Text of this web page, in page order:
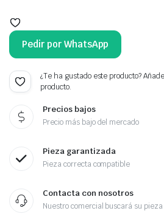
Pedir por WhatsApp
¿Te ha gustado este producto?
producto.
Precios bajos
Precio más bajo del mercado
Pieza garantizada
Pieza correcta compatible
Contacta con nosotros
Nuestro comercial buscará su pieza